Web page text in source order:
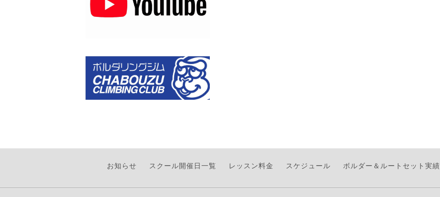
お知らせ スクール開催日一覧 レッスン料金 スケジュール ボルダー＆ルートセット実績